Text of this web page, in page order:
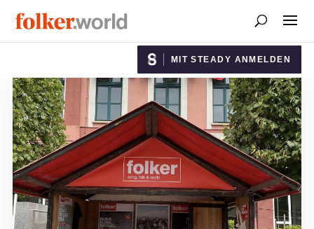
MIT STEADY ANMELDEN